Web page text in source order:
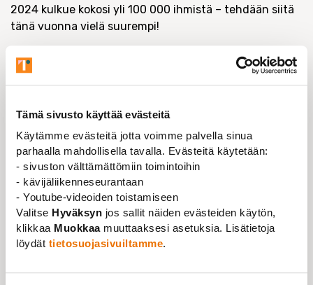
Tämä sivusto käyttää evästeitä
Käytämme evästeitä jotta voimme palvella sinua
parhaalla mahdollisella tavalla. Evästeitä käytetään:
- sivuston välttämättömiin toimintoihin
- kävijäliikenneseurantaan
- Youtube-videoiden toistamiseen
Valitse Hyväksyn jos sallit näiden evästeiden käytön,
klikkaa Muokkaamuuttaaksesi asetuksia. Lisätietoja
löydät tietosuojasivuiltamme.
2024 kulkue kokosi yli 100 000 ihmistä – tehdään siitä
tänä vuonna vielä suurempi!
lämpimästi tervetulleita marssimaan yhdessä. Liiton
kylttejä on saatavilla halukkaille. Tarjolla on myös
Kokoontumispaikka:Senaatintori klo 11.30 (Akavan,
SAK:n ja STTK:n lipun takana)
Kulkue lähtee:klo 12.00 Senaatintorilta, Helsinki
Tutustu Helsinki Pride -kulkueen ohjeistukseen
Sinun äänesi ja läsnäolosi ovat tärkeitä. Ylpeys olla oma
itsensä kuuluu meille kaikille – olisi ilo juhlia sitä